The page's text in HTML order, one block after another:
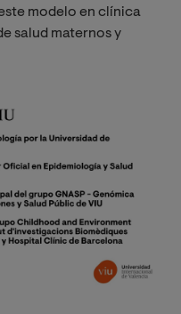
modelo en clínica
salud maternos y